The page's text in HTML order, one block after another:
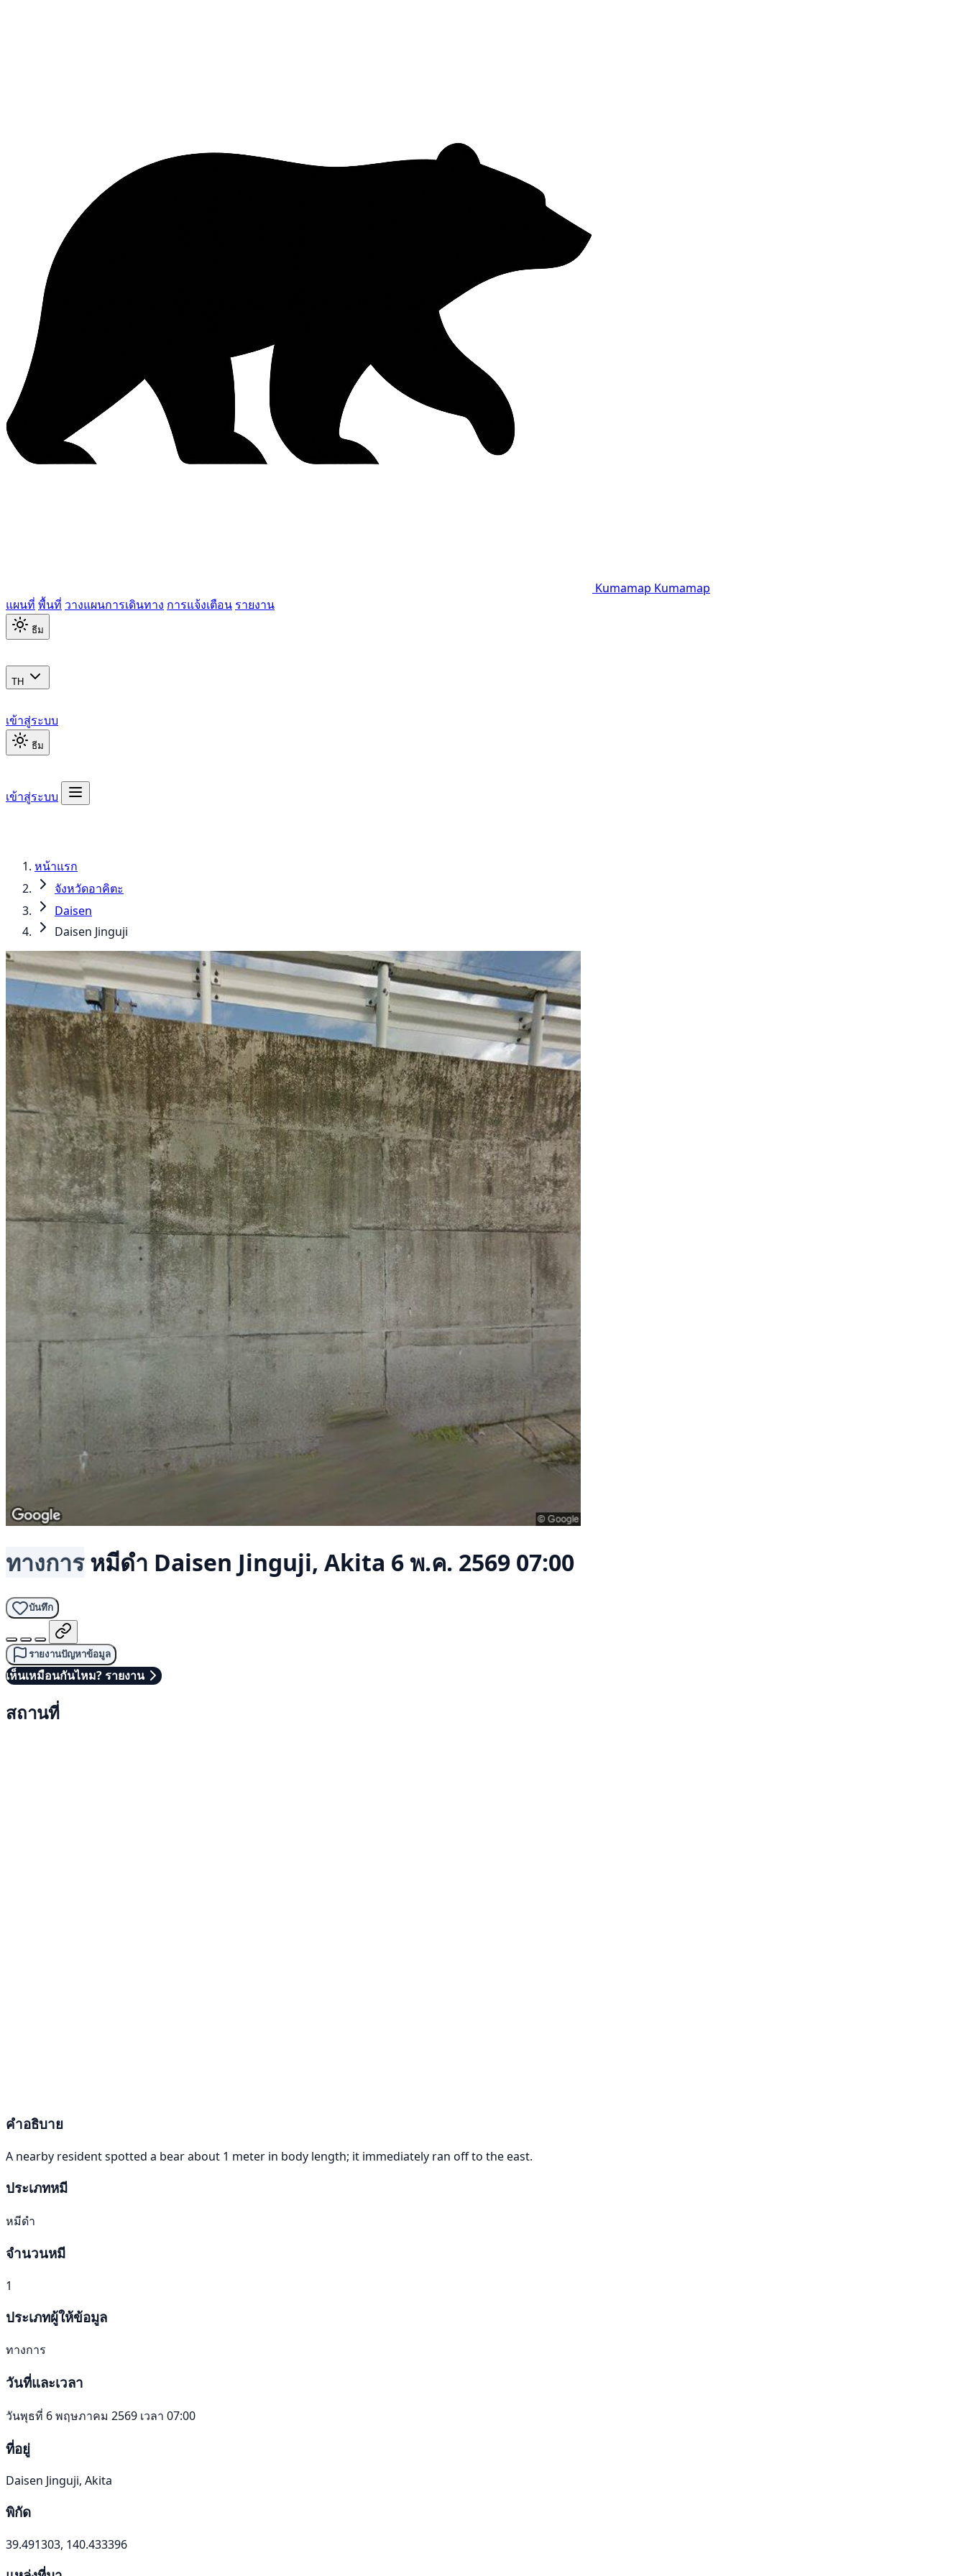
Kumamap Kumamap
แผนที่ พื้นที่ วางแผนการเดินทาง การแจ้งเตือน รายงาน
ธีม
TH
เข้าสู่ระบบ
ธีม
เข้าสู่ระบบ
หน้าแรก
จังหวัดอาคิตะ
Daisen
Daisen Jinguji
ทางการ หมีดำ Daisen Jinguji, Akita 6 พ.ค. 2569 07:00
บันทึก
รายงานปัญหาข้อมูล
เห็นเหมือนกันไหม? รายงาน
สถานที่
คำอธิบาย
A nearby resident spotted a bear about 1 meter in body length; it immediately ran off to the east.
ประเภทหมี
หมีดำ
จำนวนหมี
1
ประเภทผู้ให้ข้อมูล
ทางการ
วันที่และเวลา
วันพุธที่ 6 พฤษภาคม 2569 เวลา 07:00
ที่อยู่
Daisen Jinguji, Akita
พิกัด
39.491303, 140.433396